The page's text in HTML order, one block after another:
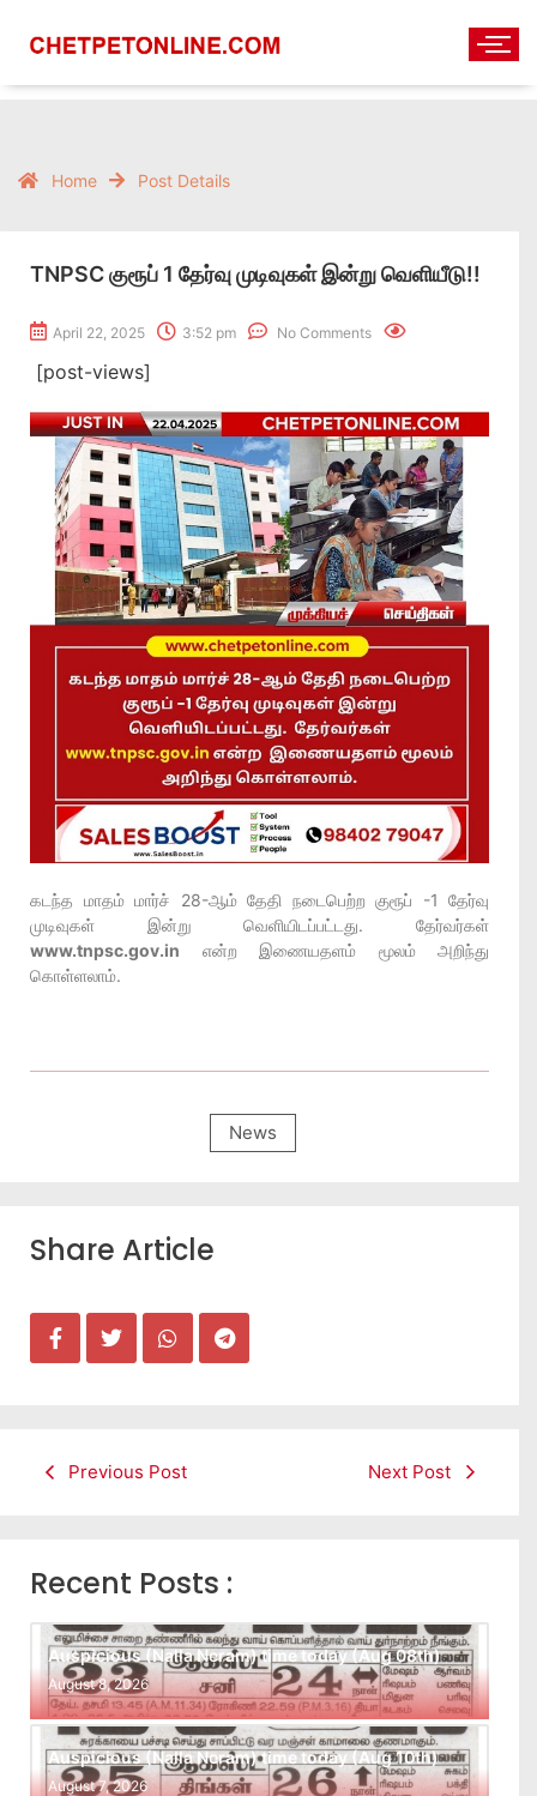
Home Post Details
TNPSC குரூப் 1 தேர்வு முடிவுகள் இன்று வெளியீடு!!
April 22, 2025 3:52 pm No Comments
[post-views]
கடந்த மாதம் மார்ச் 28-ஆம் தேதி நடைபெற்ற குரூப் -1 தேர்வு
முடிவுகள் இன்று வெளியிடப்பட்டது. தேர்வர்கள்
www.tnpsc.gov.in என்ற இணையதளம் மூலம் அறிந்து
கொள்ளலாம்.
News
Share Article
Previous Post Next Post
Recent Posts :
Auspicious (Nalla Neram) time today (Aug 08th)
August 8, 2026
Auspicious (Nalla Neram) time today (Aug 10th)
August 7, 2026